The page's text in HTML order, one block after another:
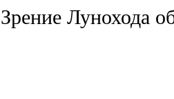
Зрение Лунохода